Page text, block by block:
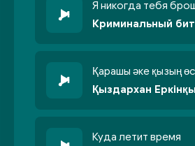
Криминальный бит
Куда летит время